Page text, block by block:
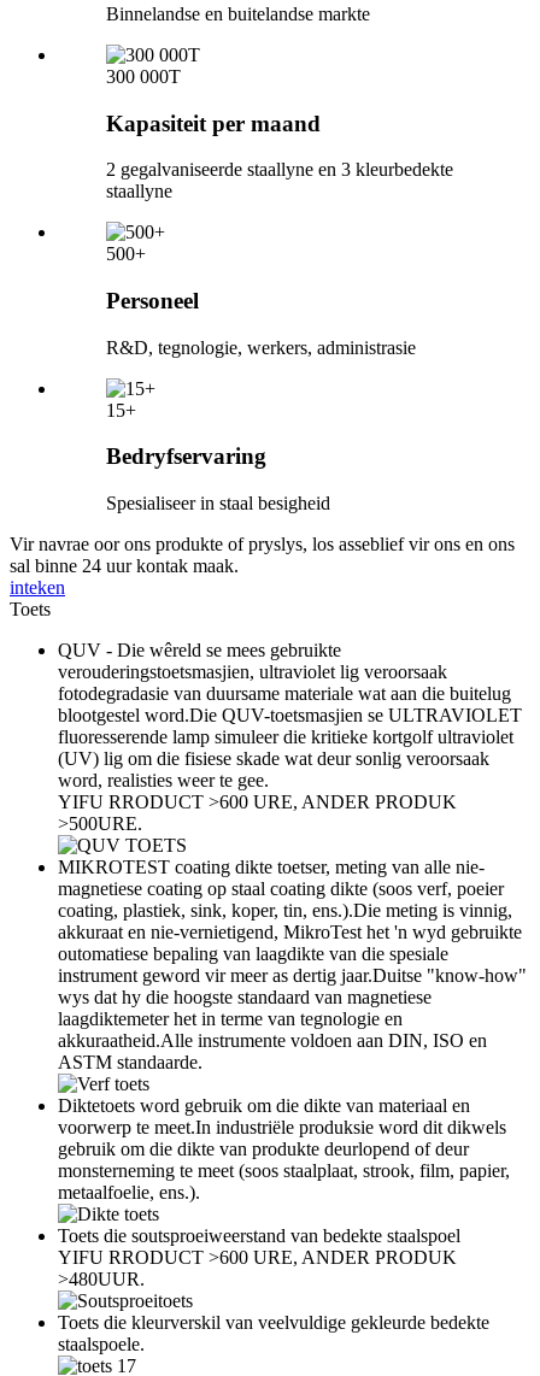
Binnelandse en buitelandse markte
300 000T
Kapasiteit per maand
2 gegalvaniseerde staallyne en 3 kleurbedekte
staallyne
500+
Personeel
R&D, tegnologie, werkers, administrasie
15+
Bedryfservaring
Spesialiseer in staal besigheid
Vir navrae oor ons produkte of pryslys, los asseblief vir ons en ons
sal binne 24 uur kontak maak.
inteken
Toets
QUV - Die wêreld se mees gebruikte
verouderingstoetsmasjien, ultraviolet lig veroorsaak
fotodegradasie van duursame materiale wat aan die buitelug
blootgestel word.Die QUV-toetsmasjien se ULTRAVIOLET
fluoresserende lamp simuleer die kritieke kortgolf ultraviolet
(UV) lig om die fisiese skade wat deur sonlig veroorsaak
word, realisties weer te gee.
YIFU RRODUCT >600 URE, ANDER PRODUK
>500URE.
MIKROTEST coating dikte toetser, meting van alle nie-
magnetiese coating op staal coating dikte (soos verf, poeier
coating, plastiek, sink, koper, tin, ens.).Die meting is vinnig,
akkuraat en nie-vernietigend, MikroTest het 'n wyd gebruikte
outomatiese bepaling van laagdikte van die spesiale
instrument geword vir meer as dertig jaar.Duitse "know-how"
wys dat hy die hoogste standaard van magnetiese
laagdiktemeter het in terme van tegnologie en
akkuraatheid.Alle instrumente voldoen aan DIN, ISO en
ASTM standaarde.
Diktetoets word gebruik om die dikte van materiaal en
voorwerp te meet.In industriële produksie word dit dikwels
gebruik om die dikte van produkte deurlopend of deur
monsterneming te meet (soos staalplaat, strook, film, papier,
metaalfoelie, ens.).
Toets die soutsproeiweerstand van bedekte staalspoel
YIFU RRODUCT >600 URE, ANDER PRODUK
>480UUR.
Toets die kleurverskil van veelvuldige gekleurde bedekte
staalspoele.